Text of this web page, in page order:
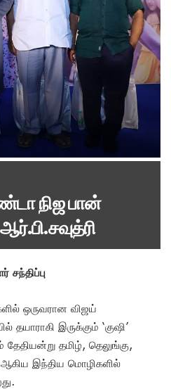
நிஜ பான்
சந்திப்பு
ஒருவரான விஜய்
இருக்கும் ‘குஷி’
தமிழ், தெலுங்கு,
இந்திய மொழிகளில்